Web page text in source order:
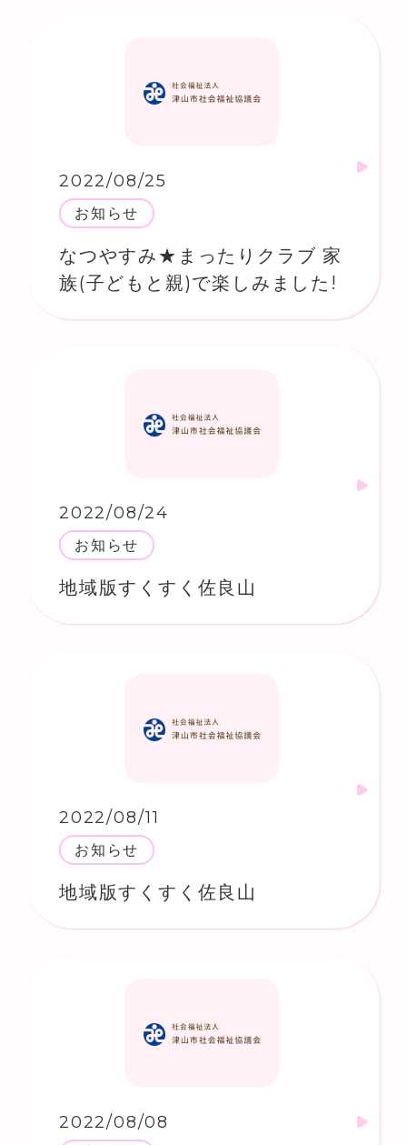
2022/08/25
お知らせ
なつやすみ★まったりクラブ 家
族(子どもと親)で楽しみました!
2022/08/24
お知らせ
地域版すくすく佐良山
2022/08/11
お知らせ
地域版すくすく佐良山
2022/08/08